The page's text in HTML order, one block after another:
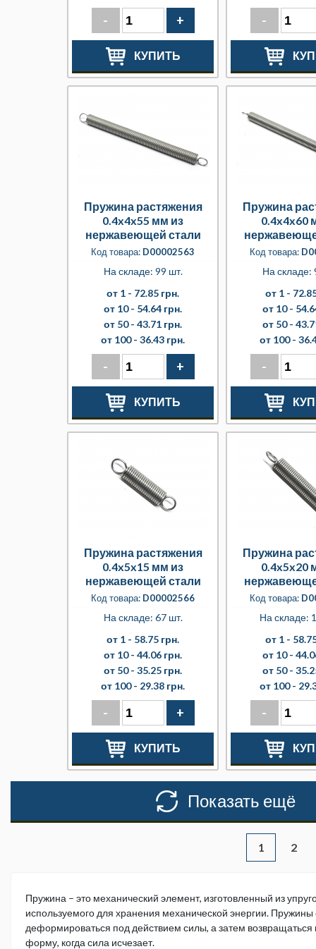
- +
КУПИТЬ
-
Пружина растяжения
0.4x4x55 мм из
нержавеющей стали
Код товара: D00002563
На складе: 99 шт.
от 1 - 72.85 грн.
от 10 - 54.64 грн.
от 50 - 43.71 грн.
от 100 - 36.43 грн.
- +
КУПИТЬ
Пружина
0.4x4x60
Код товара:
На складе:
от 1 -
от 10 -
от 50 -
от 100 -
-
Пружина растяжения
0.4x5x15 мм из
нержавеющей стали
Код товара: D00002566
На складе: 67 шт.
от 1 - 58.75 грн.
от 10 - 44.06 грн.
от 50 - 35.25 грн.
от 100 - 29.38 грн.
- +
КУПИТЬ
Пружина
0.4x5x20
Код товара:
На складе:
от 1 -
от 10 -
от 50 -
от 100 -
-
Показать ещё
1 2
Пружина – это механический элемент, изготовленный из
используемого для хранения механической энергии.
деформироваться под действием силы, а затем
форму, когда сила исчезает.